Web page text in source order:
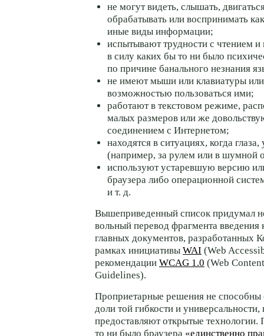
не могут видеть, слышать,
обрабатывать или воспринимать
иные виды информации;
испытывают трудности с чтением и
в силу каких бы то ни было
по причине банального незнания
не имеют мыши или клавиатуры
возможностью пользоваться ими;
работают в текстовом режиме,
малых размеров или же
соединением с Интернетом;
находятся в ситуациях, когда
(например, за рулем или в шумной
используют устаревшую версию
браузера либо операционной
и т. д.
Вышеприведенный список придумал
вольный перевод фрагмента
главных документов, разработанных
рамках инициативы WAI (Web
рекомендации WCAG 1.0 (Web
Guidelines).
Проприетарные решения не способны
доли той гибкости и
предоставляют открытые технологии.
то ни было браузера «единственно